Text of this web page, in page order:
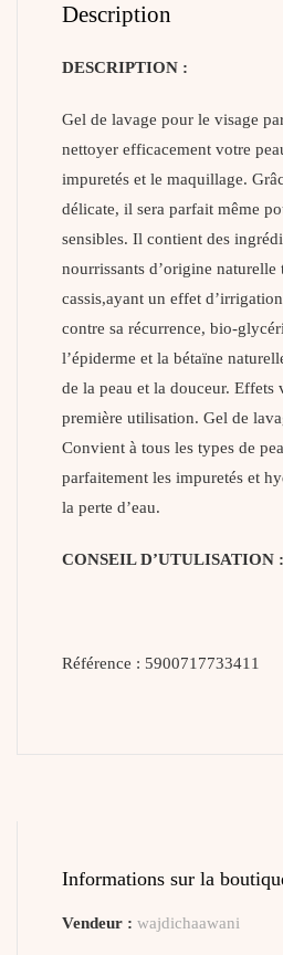
Description
DESCRIPTION :
Gel de lavage pour le visage
nettoyer efficacement votre
impuretés et le maquillage.
délicate, il sera parfait même
sensibles. Il contient des
nourrissants d’origine naturelle
cassis,ayant un effet
contre sa récurrence, bio-
l’épiderme et la bétaïne
de la peau et la douceur. Effets
première utilisation. Gel de
Convient à tous les types de
parfaitement les impuretés et
la perte d’eau.
CONSEIL D’UTULISATION :
Référence : 5900717733411
Informations sur la
Vendeur : wajdichaawani